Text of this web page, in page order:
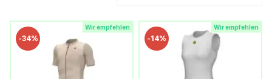
Wir empfehlen
-34%
Wir empfehlen
-14%